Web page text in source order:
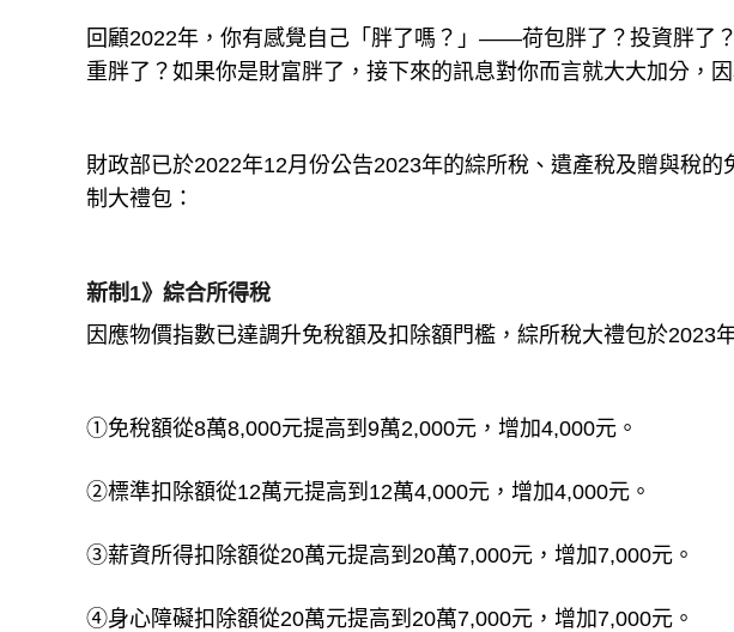
回顧2022年，你有感覺自己「胖了嗎？」——荷包胖了？投資胖了
重胖了？如果你是財富胖了，接下來的訊息對你而言就大大加分，
財政部已於2022年12月份公告2023年的綜所稅、遺產稅及贈與稅
制大禮包：
新制1》綜合所得稅
因應物價指數已達調升免稅額及扣除額門檻，綜所稅大禮包於2023
①免稅額從8萬8,000元提高到9萬2,000元，增加4,000元。
②標準扣除額從12萬元提高到12萬4,000元，增加4,000元。
③薪資所得扣除額從20萬元提高到20萬7,000元，增加7,000元。
④身心障礙扣除額從20萬元提高到20萬7,000元，增加7,000元。